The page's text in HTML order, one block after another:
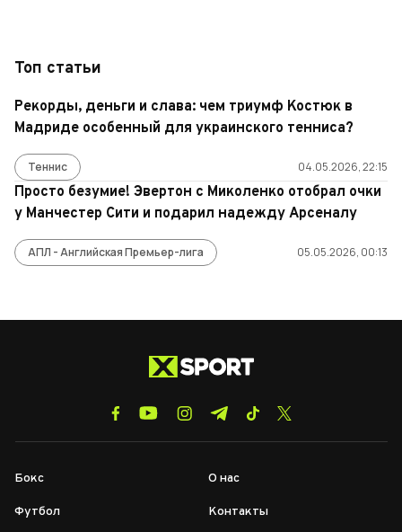
Топ статьи
Рекорды, деньги и слава: чем триумф Костюк в
Мадриде особенный для украинского тенниса?
Теннис 04.05.2026, 22:15
Просто безумие! Эвертон с Миколенко отобрал очки
у Манчестер Сити и подарил надежду Арсеналу
АПЛ - Английская Премьер-лига 05.05.2026, 00:13
Бокс
Футбол
О нас
Контакты